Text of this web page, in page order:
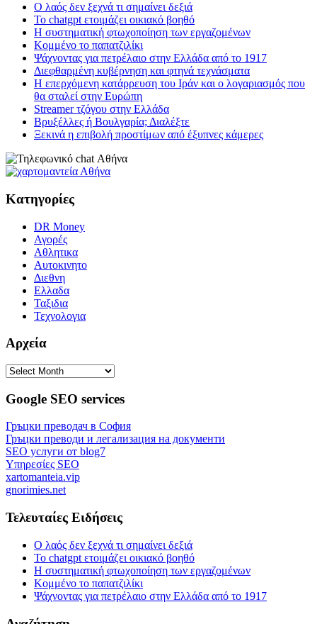
Ο λαός δεν ξεχνά τι σημαίνει δεξιά
Το chatgpt ετοιμάζει οικιακό βοηθό
Η συστηματική φτωχοποίηση των εργαζομένων
Κομμένο το παπατζιλίκι
Ψάχνοντας για πετρέλαιο στην Ελλάδα από το 1917
Διεφθαρμένη κυβέρνηση και φτηνά τεχνάσματα
Η επερχόμενη κατάρρευση του Ιράν και ο λογαριασμός που
θα σταλεί στην Ευρώπη
Streamer τζόγου στην Ελλάδα
Βρυξέλλες ή Βουλγαρία; Διαλέξτε
Ξεκινά η επιβολή προστίμων από έξυπνες κάμερες
Κατηγορίες
DR Money
Αγορές
Αθλητικα
Αυτοκινητο
Διεθνη
Ελλαδα
Ταξιδια
Τεχνολογια
Αρχεία
Αρχεία
Google SEO services
Гръцки преводач в София
Гръцки преводи и легализация на документи
SEO услуги от blog7
Υπηρεσίες SEO
xartomanteia.vip
gnorimies.net
Τελευταίες Ειδήσεις
Ο λαός δεν ξεχνά τι σημαίνει δεξιά
Το chatgpt ετοιμάζει οικιακό βοηθό
Η συστηματική φτωχοποίηση των εργαζομένων
Κομμένο το παπατζιλίκι
Ψάχνοντας για πετρέλαιο στην Ελλάδα από το 1917